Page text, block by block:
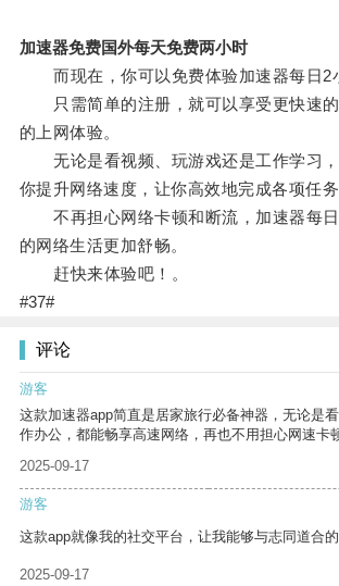
加速器免费国外每天免费两小时
而现在，你可以免费体验加速器每日2
只需简单的注册，就可以享受更快速的
的上网体验。
无论是看视频、玩游戏还是工作学习，
你提升网络速度，让你高效地完成各项任务
不再担心网络卡顿和断流，加速器每日
的网络生活更加舒畅。
赶快来体验吧！。
#37#
评论
游客
这款加速器app简直是居家旅行必备神器，无论是
作办公，都能畅享高速网络，再也不用担心网速卡
2025-09-17
游客
这款app就像我的社交平台，让我能够与志同道合的
2025-09-17